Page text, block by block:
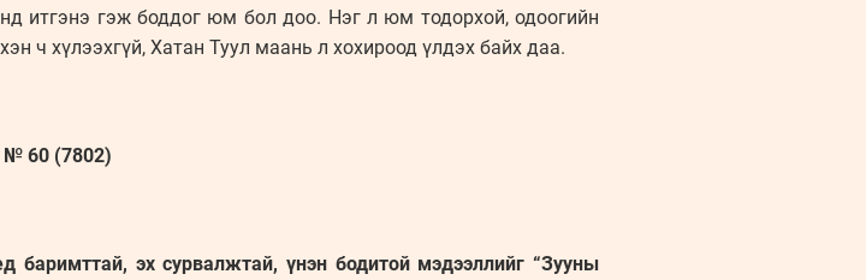
итгэнэ гэж боддог юм бол доо. Нэг л юм тодорхой, одоогийн
ч хүлээхгүй, Хатан Туул маань л хохироод үлдэх байх даа.
60 (7802)
баримттай, эх сурвалжтай, үнэн бодитой мэдээллийг “Зууны